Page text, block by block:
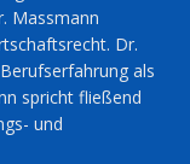
Massmann
Dr.
als
spricht fließend
und